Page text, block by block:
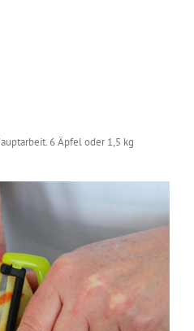
6 Äpfel oder 1,5 kg